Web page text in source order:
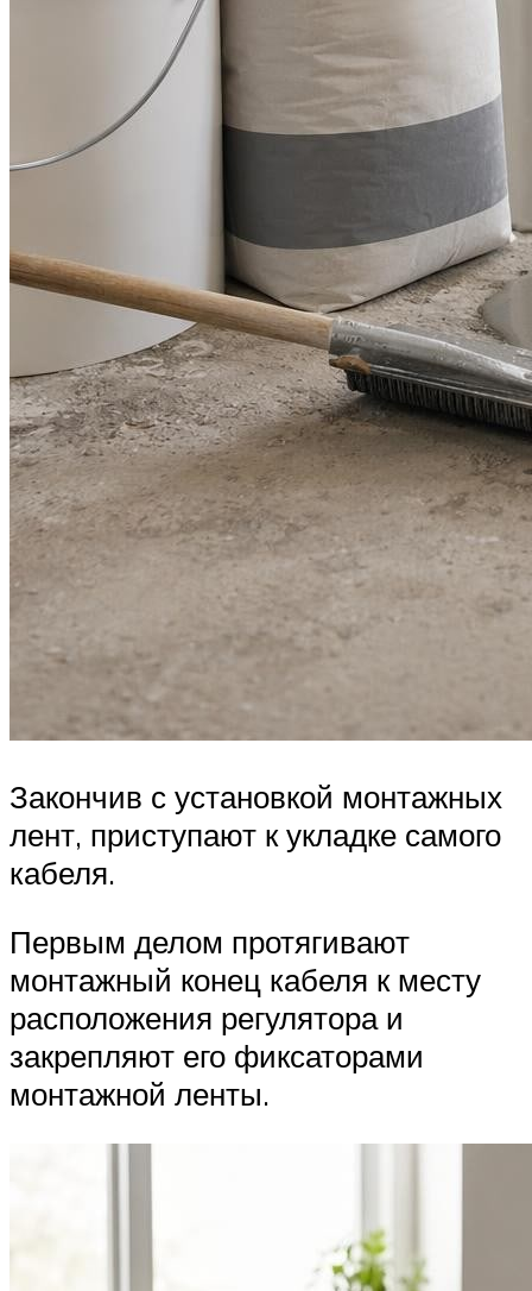
Закончив с установкой монтажных
лент, приступают к укладке самого
кабеля.
Первым делом протягивают
монтажный конец кабеля к месту
расположения регулятора и
закрепляют его фиксаторами
монтажной ленты.